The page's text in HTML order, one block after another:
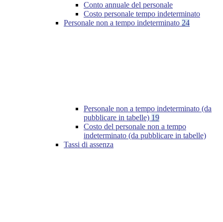
Conto annuale del personale
Costo personale tempo indeterminato
Personale non a tempo indeterminato 24
Personale non a tempo indeterminato (da
pubblicare in tabelle) 19
Costo del personale non a tempo
indeterminato (da pubblicare in tabelle)
Tassi di assenza